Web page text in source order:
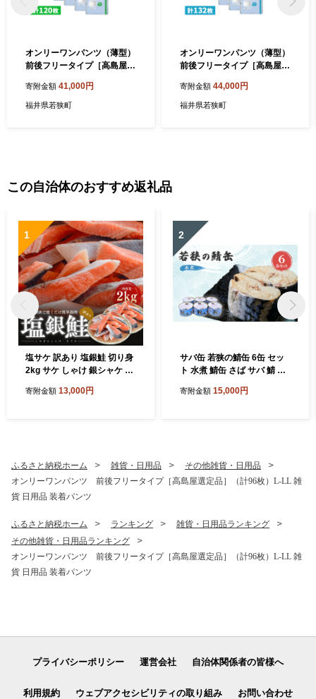
オンリーワンパンツ（薄型）
前後フリータイプ［高島屋選
日用品 装着パンツ
寄附金額 41,000円
福井県若狭町
オンリーワンパンツ（薄型）
前後フリータイプ［高島屋選
用品 Mサイズ 装着パンツ
寄附金額 44,000円
福井県若狭町
この自治体のおすすめ返礼品
1
塩サケ 訳あり 塩銀鮭 切り身
2kg サケ しゃけ 銀シャケ 規
寄附金額 13,000円
2
サバ缶 若狭の鯖缶 6缶 セッ
ト 水煮 鯖缶 さば サバ 鯖 缶
井 若狭町 福井県若狭町
寄附金額 15,000円
ふるさと納税ホーム 雑貨・日用品
その他雑貨・日用品
オンリーワンパンツ 前後フリータイプ［高島屋選定品］（計96枚）L-LL 雑
貨 日用品 装着パンツ
ふるさと納税ホーム ランキング
雑貨・日用品ランキング
その他雑貨・日用品ランキング
オンリーワンパンツ 前後フリータイプ［高島屋選定品］（計96枚）L-LL 雑
貨 日用品 装着パンツ
プライバシーポリシー 運営会社 自治体関係者の皆様へ
利用規約 ウェブアクセシビリティの取り組み お問い合わせ